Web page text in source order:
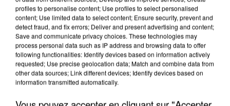
profiles to personalise content; Use profiles to select personalised
content; Use limited data to select content; Ensure security, prevent and
detect fraud, and fix errors; Deliver and present advertising and content;
Save and communicate privacy choices. These technologies may
process personal data such as IP address and browsing data to offer
following functionalities: Identify devices based on information actively
requested; Use precise geolocation data; Match and combine data from
other data sources; Link different devices; Identify devices based on
information transmitted automatically.